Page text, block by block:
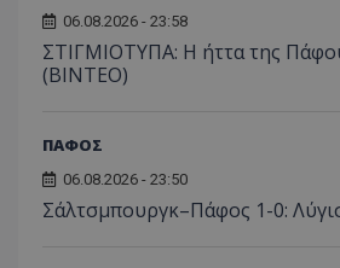
06.08.2026 - 23:58
ΣΤΙΓΜΙΟΤΥΠΑ: Η ήττα της
(ΒΙΝΤΕΟ)
ΠΑΦΟΣ
06.08.2026 - 23:50
Σάλτσμπουργκ–Πάφος 1-0: